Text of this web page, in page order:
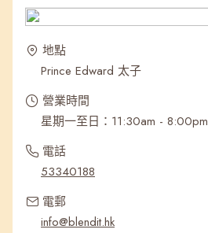
最近搜尋紀錄
地點
Prince Edward 太子
營業時間
星期一至日：11:30am - 8:00pm
電話
53340188
電郵
info@blendit.hk